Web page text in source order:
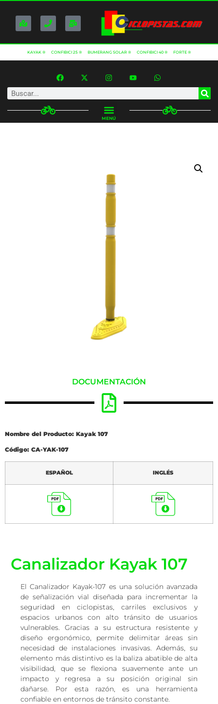
KAYAK ® CONFIBICI 25 ® BUMERANG SOLAR ® CONFIBICI 40 ® FORTE ®
MENÚ
DOCUMENTACIÓN
Nombre del Producto: Kayak 107
Código: CA-YAK-107
ESPAÑOL INGLÉS
Canalizador Kayak 107
El Canalizador Kayak-107 es una solución avanzada
de señalización vial diseñada para incrementar la
seguridad en ciclopistas, carriles exclusivos y
espacios urbanos con alto tránsito de usuarios
vulnerables. Gracias a su estructura resistente y
diseño ergonómico, permite delimitar áreas sin
necesidad de instalaciones invasivas. Además, su
elemento más distintivo es la baliza abatible de alta
visibilidad, que se flexiona suavemente ante un
impacto y regresa a su posición original sin
dañarse. Por esta razón, es una herramienta
confiable en entornos de tránsito constante.